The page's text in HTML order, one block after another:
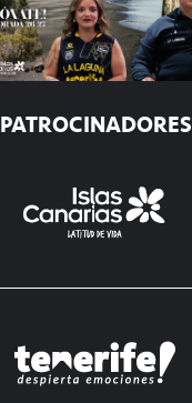
PATROCINADORES